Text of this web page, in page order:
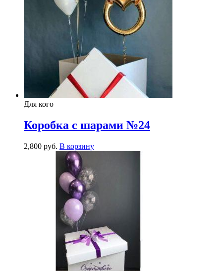
Для кого
Коробка с шарами №24
2,800 руб. В корзину